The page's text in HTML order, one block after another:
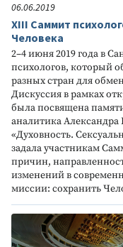
06.06.2019
XIII Саммит
Человека
2–4 июня 2019 года в
психологов, который
разных стран для
Дискуссия в рамках
была посвящена
аналитика
«Духовность.
задала участникам
причин,
изменений в
миссии: сохранить